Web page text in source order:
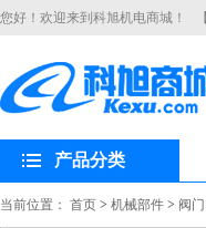
您好！欢迎来到科旭机电商城！
产品分类
当前位置： 首页 > 机械部件 > 阀门